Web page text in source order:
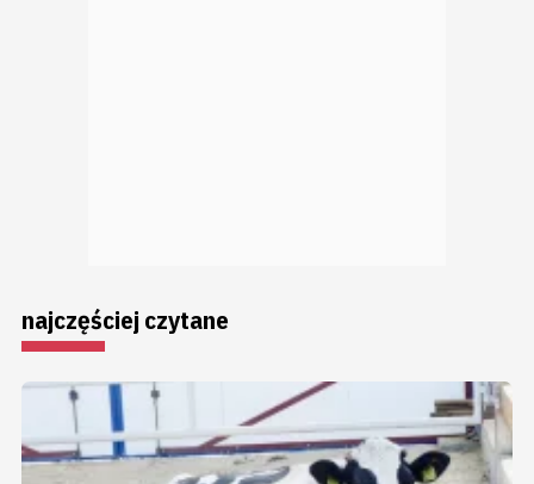
najczęściej czytane